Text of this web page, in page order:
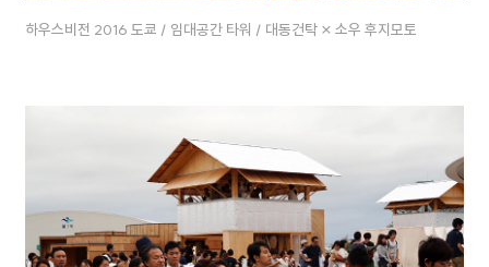
하우스비전 2016 도쿄 / 임대공간 타워 / 대동건탁 × 소우 후지모토